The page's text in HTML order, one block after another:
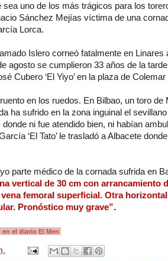
uno de los más trágicos para los
Sánchez Mejías víctima de una
Lorca.
Islero corneó fatalmente en Linares
agosto se cumplieron 33 años de la
Cubero ‘El Yiyo’ en la plaza de
en los ruedos. En Bilbao, un toro de
ha sufrido en la zona inguinal el
ni fue atendido bien, ni habían
‘El Tato’ le trasladó a Albacete
parte médico de la cornada sufrida en
vertical de 30 cm con arrancamiento
femoral superficial. Otra
Pronóstico muy grave”.
el diario El Men